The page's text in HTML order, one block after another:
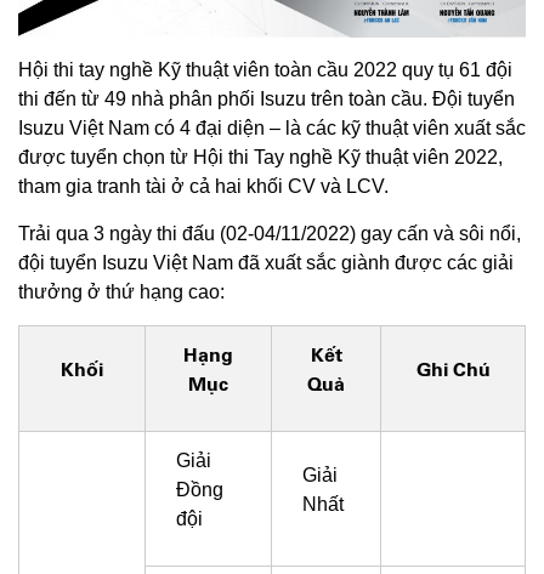
Hội thi tay nghề Kỹ thuật viên toàn cầu 2022 quy tụ 61 đội
thi đến từ 49 nhà phân phối Isuzu trên toàn cầu. Đội tuyển
Isuzu Việt Nam có 4 đại diện – là các kỹ thuật viên xuất sắc
được tuyển chọn từ Hội thi Tay nghề Kỹ thuật viên 2022,
tham gia tranh tài ở cả hai khối CV và LCV.
Trải qua 3 ngày thi đấu (02-04/11/2022) gay cấn và sôi nổi,
đội tuyển Isuzu Việt Nam đã xuất sắc giành được các giải
thưởng ở thứ hạng cao:
Khối
Hạng
Mục
Kết
Quả
Ghi Chú
Giải
Đồng
đội
Giải
Nhất